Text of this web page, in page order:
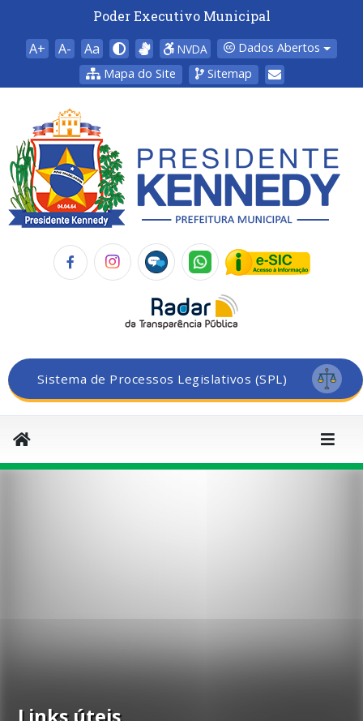
Poder Executivo Municipal
A+ A- Aa NVDA
Dados Abertos
Mapa do Site
Sitemap
Sistema de Processos Legislativos (SPL)